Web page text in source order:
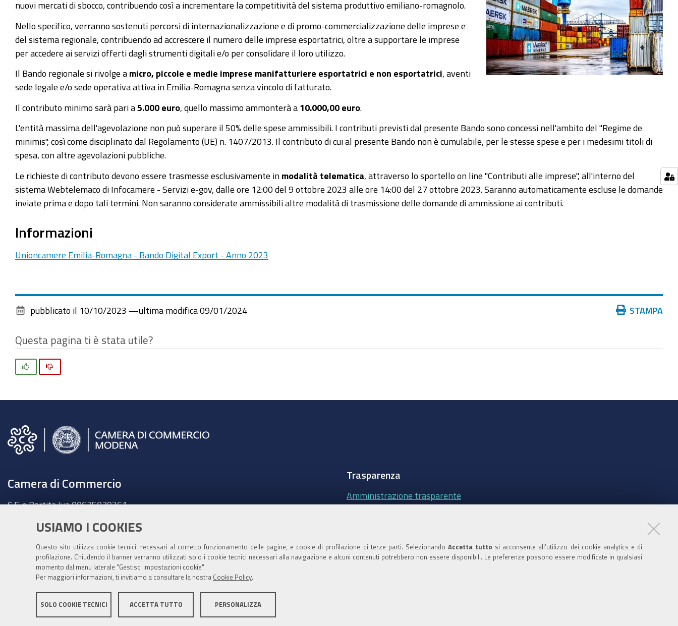
USIAMO I COOKIES
Questo sito utilizza cookie tecnici necessari al corretto funzionamento delle pagine, e cookie di profilazione di terze parti. SelezionandoAccetta tutto si acconsente all’utilizzo dei cookie analytics e di
profilazione. Chiudendo il banner verranno utilizzati solo i cookie tecnici necessari alla navigazione e alcuni contenuti potrebbero non essere disponibili. Le preferenze possono essere modificate in qualsiasi
momento dal menu laterale "Gestisci impostazioni cookie".
Per maggiori informazioni, ti invitiamo a consultare la nostra Cookie Policy
SOLO COOKIE TECNICI ACCETTA TUTTO PERSONALIZZA
nuovi mercati di sbocco, contribuendo così a incrementare la competitività del sistema produttivo emiliano-romagnolo.
Nello specifico, verranno sostenuti percorsi di internazionalizzazione e di promo-commercializzazione delle imprese e
del sistema regionale, contribuendo ad accrescere il numero delle imprese esportatrici, oltre a supportare le imprese
per accedere ai servizi offerti dagli strumenti digitali e/o per consolidare il loro utilizzo.
Il Bando regionale si rivolge a micro, piccole e medie imprese manifatturiere esportatrici e non esportatrici , aventi
sede legale e/o sede operativa attiva in Emilia-Romagna senza vincolo di fatturato.
Il contributo minimo sarà pari a 5.000 euro , quello massimo ammonterà a 10.000,00 euro
L'entità massima dell'agevolazione non può superare il 50% delle spese ammissibili. I contributi previsti dal presente Bando sono concessi nell'ambito del "Regime de
minimis", così come disciplinato dal Regolamento (UE) n. 1407/2013. Il contributo di cui al presente Bando non è cumulabile, per le stesse spese e per i medesimi titoli di
spesa, con altre agevolazioni pubbliche.
Le richieste di contributo devono essere trasmesse esclusivamente in modalità telematica , attraverso lo sportello on line "Contributi alle imprese", all'interno del
sistema Webtelemaco di Infocamere - Servizi e-gov, dalle ore 12:00 del 9 ottobre 2023 alle ore 14:00 del 27 ottobre 2023. Saranno automaticamente escluse le domande
inviate prima e dopo tali termini. Non saranno considerate ammissibili altre modalità di trasmissione delle domande di ammissione ai contributi.
Informazioni
Unioncamere Emilia-Romagna - Bando Digital Export - Anno 2023
Azioni STAMPA
pubblicato il 10/10/2023 —ultima modifica 09/01/2024
Questa pagina ti è stata utile?
Camera di Commercio
C.F. e Partita Iva 00675070361
Contabilità speciale Banca d'Italia:
IT75Q 01000 04306 TU00 0001 3855
Fatt. elettronica - Cod. univoco: XECKYI
cameradicommercio@mo.legalmail.camcom.it
Trasparenza
Amministrazione trasparente
Area riservata Amministratori